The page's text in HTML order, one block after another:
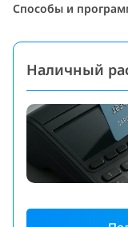
Способы и
Наличный